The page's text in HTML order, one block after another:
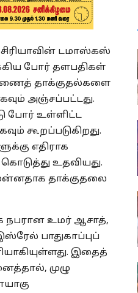
டமாஸ்கஸ்
போர் தளபதிகள்
தாக்குதல்களை
அஞ்சப்பட்டது.
போர் உள்ளிட்ட
கூறப்படுகிறது.
எதிராக
உதவியது.
தாக்குதலை
நபரான உமர் ஆசாத்,
பாதுகாப்புப்
இதைத்
முழு